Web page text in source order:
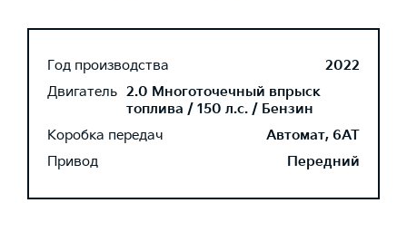
Год производства
2022
Двигатель 2.0 Многоточечный впрыск
топлива / 150 л.с. / Бензин
Коробка передач
Автомат, 6AT
Привод
Передний